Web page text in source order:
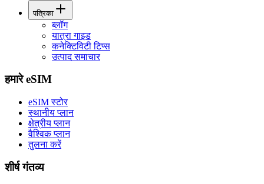
पत्रिका
ब्लॉग
यात्रा गाइड
कनेक्टिविटी टिप्स
उत्पाद समाचार
हमारे eSIM
eSIM स्टोर
स्थानीय प्लान
क्षेत्रीय प्लान
वैश्विक प्लान
तुलना करें
शीर्ष गंतव्य